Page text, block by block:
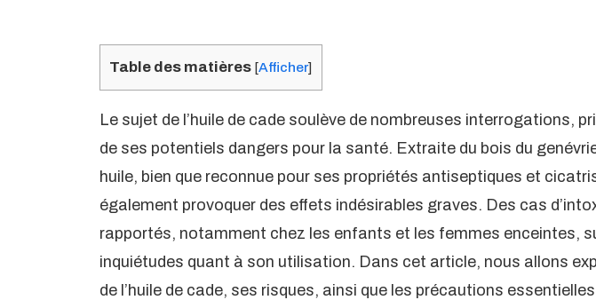
Table des matières [Afficher]
Le sujet de l’huile de cade soulève de nombreuses interrogations,
de ses potentiels dangers pour la santé. Extraite du bois du
huile, bien que reconnue pour ses propriétés antiseptiques et
également provoquer des effets indésirables graves. Des cas
rapportés, notamment chez les enfants et les femmes enceintes,
inquiétudes quant à son utilisation. Dans cet article, nous allons
de l’huile de cade, ses risques, ainsi que les précautions